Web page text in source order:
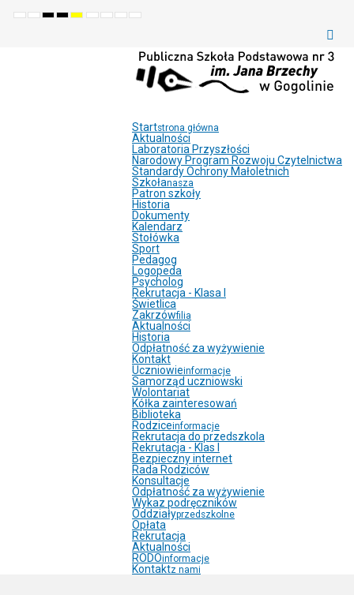
Default
NightHighHighHighSetSetMake
Set
Startstrona główna
Aktualności
Laboratoria Przyszłości
Narodowy Program Rozwoju Czytelnictwa
Standardy Ochrony Małoletnich
Szkołanasza
Patron szkoły
Historia
Dokumenty
Kalendarz
Stołówka
Sport
Pedagog
Logopeda
Psycholog
Rekrutacja - Klasa I
Świetlica
Zakrzówfilia
Aktualności
Historia
Odpłatność za wyżywienie
Kontakt
Uczniowieinformacje
Samorząd uczniowski
Wolontariat
Kółka zainteresowań
Biblioteka
Rodziceinformacje
Rekrutacja do przedszkola
Rekrutacja - Klas I
Bezpieczny internet
Rada Rodziców
Konsultacje
Odpłatność za wyżywienie
Wykaz podręczników
Oddziałyprzedszkolne
Opłata
Rekrutacja
Aktualności
RODOinformacje
Kontaktz nami